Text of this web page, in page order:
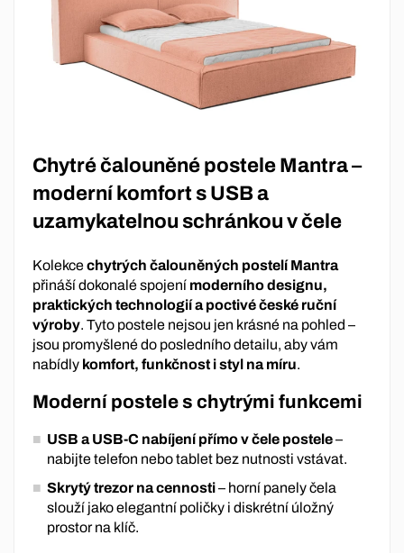
Chytré čalouněné postele Mantra –
moderní komfort s USB a
uzamykatelnou schránkou v čele
Kolekcechytrých čalouněných postelí Mantra
přináší dokonalé spojení moderního designu,
praktických technologií a poctivé české ruční
výroby. Tyto postele nejsou jen krásné na pohled –
jsou promyšlené do posledního detailu, aby vám
nabídly komfort, funkčnost i styl na míru.
Moderní postele s chytrými funkcemi
USB a USB-C nabíjení přímo v čele postele–
nabijte telefon nebo tablet bez nutnosti vstávat.
Skrytý trezor na cennosti– horní panely čela
slouží jako elegantní poličky i diskrétní úložný
prostor na klíč.